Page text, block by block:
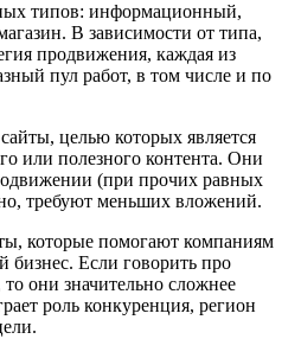
типов: информационный,
В зависимости от типа,
продвижения, каждая из
пул работ, в том числе и по
целью которых является
или полезного контента. Они
(при прочих равных
требуют меньших вложений.
которые помогают компаниям
бизнес. Если говорить про
они значительно сложнее
роль конкуренция, регион